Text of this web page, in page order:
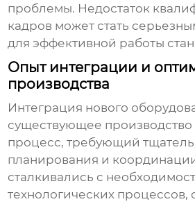
проблемы. Недостаток
кадров может стать
для эффективной работы
Опыт интеграции и
производства
Интеграция нового
существующее
процесс, требующий
планирования и
сталкивались с
технологических процессов,